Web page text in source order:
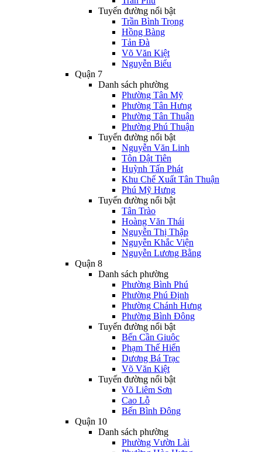
Tuyến đường nổi bật
Trần Bình Trọng
Hồng Bàng
Tản Đà
Võ Văn Kiệt
Nguyễn Biểu
Quận 7
Danh sách phường
Phường Tân Mỹ
Phường Tân Hưng
Phường Tân Thuận
Phường Phú Thuận
Tuyến đường nổi bật
Nguyễn Văn Linh
Tôn Dật Tiên
Huỳnh Tấn Phát
Khu Chế Xuất Tân Thuận
Phú Mỹ Hưng
Tuyến đường nổi bật
Tân Trào
Hoàng Văn Thái
Nguyễn Thị Thập
Nguyễn Khắc Viện
Nguyễn Lương Bằng
Quận 8
Danh sách phường
Phường Bình Phú
Phường Phú Định
Phường Chánh Hưng
Phường Bình Đông
Tuyến đường nổi bật
Bến Cần Giuộc
Phạm Thế Hiển
Dương Bá Trạc
Võ Văn Kiệt
Tuyến đường nổi bật
Võ Liêm Sơn
Cao Lỗ
Bến Bình Đông
Quận 10
Danh sách phường
Phường Vườn Lài